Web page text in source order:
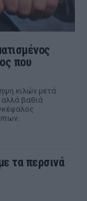
που
κιλών μετά
αλλά βαθιά
τα περσινά